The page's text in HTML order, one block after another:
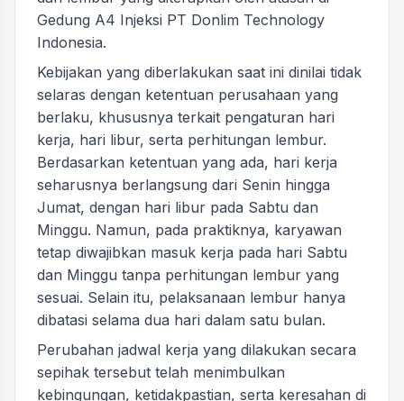
Gedung A4 Injeksi PT Donlim Technology
Indonesia.
Kebijakan yang diberlakukan saat ini dinilai tidak
selaras dengan ketentuan perusahaan yang
berlaku, khususnya terkait pengaturan hari
kerja, hari libur, serta perhitungan lembur.
Berdasarkan ketentuan yang ada, hari kerja
seharusnya berlangsung dari Senin hingga
Jumat, dengan hari libur pada Sabtu dan
Minggu. Namun, pada praktiknya, karyawan
tetap diwajibkan masuk kerja pada hari Sabtu
dan Minggu tanpa perhitungan lembur yang
sesuai. Selain itu, pelaksanaan lembur hanya
dibatasi selama dua hari dalam satu bulan.
Perubahan jadwal kerja yang dilakukan secara
sepihak tersebut telah menimbulkan
kebingungan, ketidakpastian, serta keresahan di